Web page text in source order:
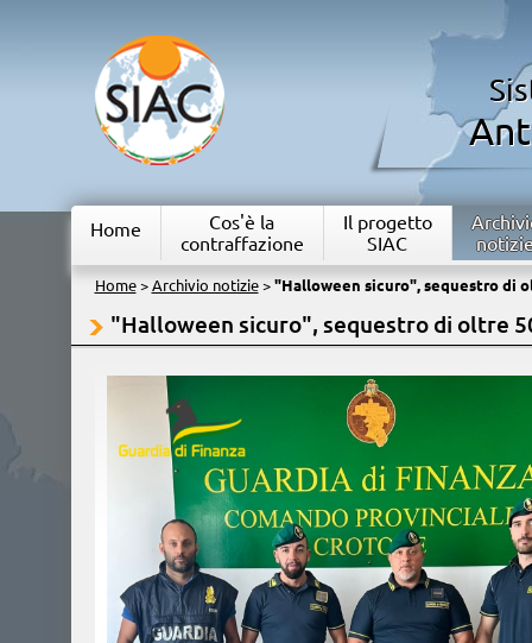
Home
Cos'è la
contraffazione
Il progetto
SIAC
Home> Archivio notizie> "Halloween sicuro", sequestro di
"Halloween sicuro", sequestro di oltre